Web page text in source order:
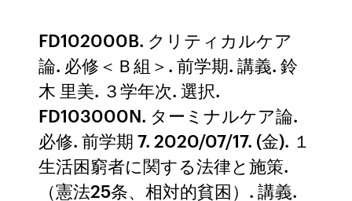
FD102000B. クリティカルケア
論. 必修＜Ｂ組＞. 前学期. 講義. 鈴
木 里美. ３学年次. 選択.
FD103000N. ターミナルケア論.
必修. 前学期 7. 2020/07/17. (金). １
生活困窮者に関する法律と施策.
（憲法25条、相対的貧困）. 講義.